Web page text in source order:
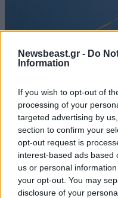
Newsbeast.gr - Do
Information
If you wish to opt-out of
processing of your
targeted advertising by
section to confirm your
opt-out request is
interest-based ads based
us or personal
your opt-out. You may
disclosure of your
23·02·2026 19:05
Τουρκοβούνια: Άνδρας
Προσπαθούσε να